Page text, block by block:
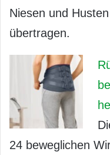
Niesen und
übertragen.
24 beweglichen